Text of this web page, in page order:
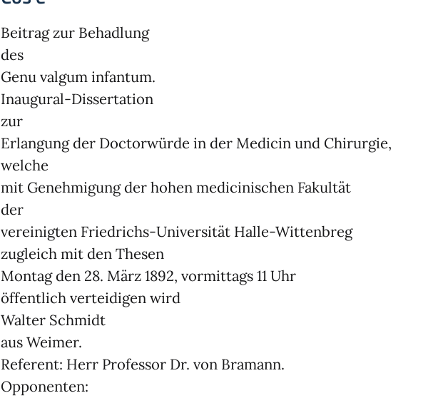
Beitrag zur Behadlung
des
Genu valgum infantum.
Inaugural-Dissertation
zur
Erlangung der Doctorwürde in der Medicin und Chirurgie,
welche
mit Genehmigung der hohen medicinischen Fakultät
der
vereinigten Friedrichs-Universität Halle-Wittenbreg
zugleich mit den Thesen
Montag den 28. März 1892, vormittags 11 Uhr
öffentlich verteidigen wird
Walter Schmidt
aus Weimer.
Referent: Herr Professor Dr. von Bramann.
Opponenten: